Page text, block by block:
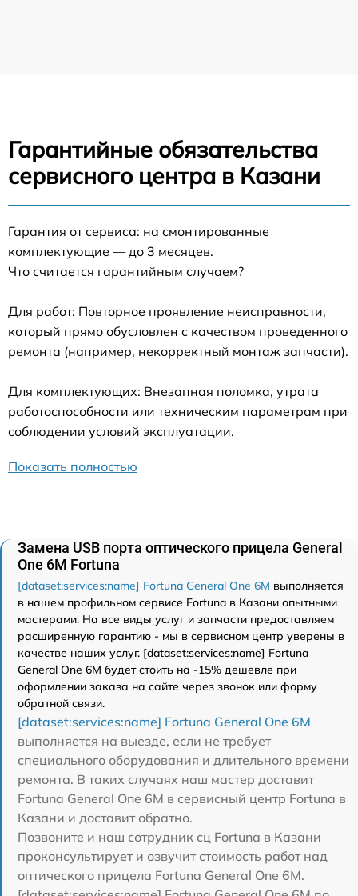
Гарантийные обязательства
сервисного центра в Казани
Гарантия от сервиса: на смонтированные
комплектующие — до 3 месяцев.
Что считается гарантийным случаем?
Для работ: Повторное проявление неисправности,
который прямо обусловлен с качеством проведенного
ремонта (например, некорректный монтаж запчасти).
Для комплектующих: Внезапная поломка, утрата
работоспособности или техническим параметрам при
соблюдении условий эксплуатации.
Показать полностью
Замена USB порта оптического прицела General
One 6M Fortuna
[dataset:services:name] Fortuna General One 6M выполняется
в нашем профильном сервисе Fortuna в Казани опытными
мастерами. На все виды услуг и запчасти предоставляем
расширенную гарантию - мы в сервисном центр уверены в
качестве наших услуг. [dataset:services:name] Fortuna
General One 6M будет стоить на -15% дешевле при
оформлении заказа на сайте через звонок или форму
обратной связи.
[dataset:services:name] Fortuna General One 6M
выполняется на выезде, если не требует
специального оборудования и длительного времени
ремонта. В таких случаях наш мастер доставит
Fortuna General One 6M в сервисный центр Fortuna в
Казани и доставит обратно.
Позвоните и наш сотрудник сц Fortuna в Казани
проконсультирует и озвучит стоимость работ над
оптического прицела Fortuna General One 6M.